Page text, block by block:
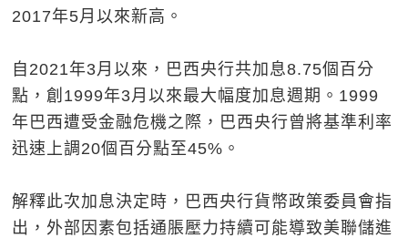
2017年5月以來新高。
自2021年3月以來，巴西央行共加息8.75個百分
點，創1999年3月以來最大幅度加息週期。1999
年巴西遭受金融危機之際，巴西央行曾將基準利率
迅速上調20個百分點至45%。
解釋此次加息決定時，巴西央行貨幣政策委員會指
出，外部因素包括通脹壓力持續可能導致美聯儲進